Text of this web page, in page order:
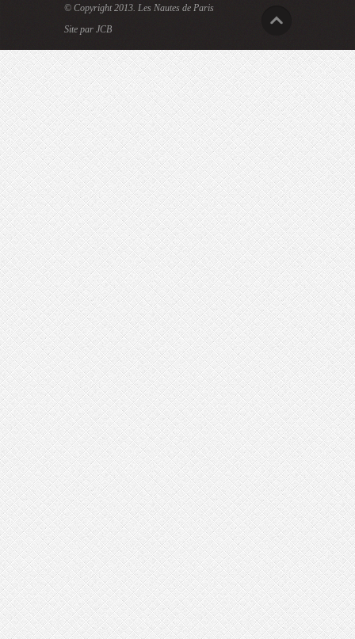
© Copyright 2013. Les Nautes de Paris
Site par JCB